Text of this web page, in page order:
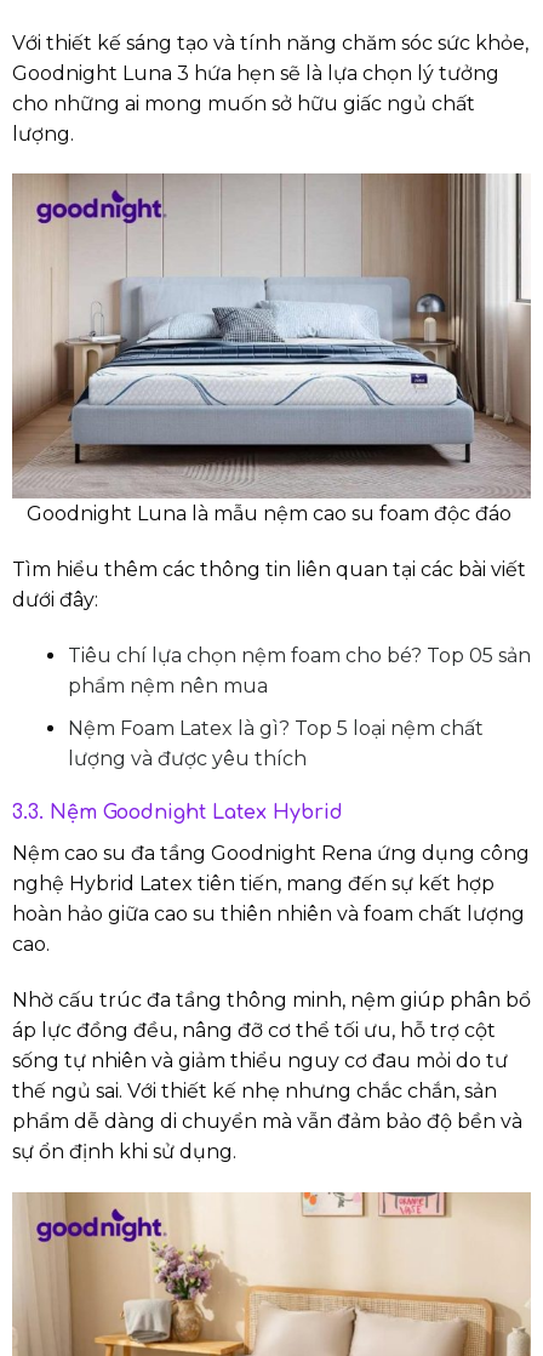
Với thiết kế sáng tạo và tính năng chăm sóc sức khỏe,
Goodnight Luna 3 hứa hẹn sẽ là lựa chọn lý tưởng
cho những ai mong muốn sở hữu giấc ngủ chất
lượng.
Goodnight Luna là mẫu nệm cao su foam độc đáo
Tìm hiểu thêm các thông tin liên quan tại các bài viết
dưới đây:
Tiêu chí lựa chọn nệm foam cho bé? Top 05 sản
phẩm nệm nên mua
Nệm Foam Latex là gì? Top 5 loại nệm chất
lượng và được yêu thích
3.3. Nệm Goodnight Latex Hybrid
Nệm cao su đa tầng Goodnight Rena ứng dụng công
nghệ Hybrid Latex tiên tiến, mang đến sự kết hợp
hoàn hảo giữa cao su thiên nhiên và foam chất lượng
cao.
Nhờ cấu trúc đa tầng thông minh, nệm giúp phân bổ
áp lực đồng đều, nâng đỡ cơ thể tối ưu, hỗ trợ cột
sống tự nhiên và giảm thiểu nguy cơ đau mỏi do tư
thế ngủ sai. Với thiết kế nhẹ nhưng chắc chắn, sản
phẩm dễ dàng di chuyển mà vẫn đảm bảo độ bền và
sự ổn định khi sử dụng.